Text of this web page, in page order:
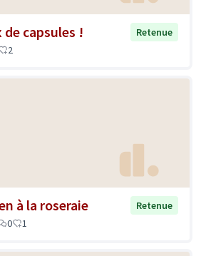
capsules !
Retenue
2
à la roseraie
Retenue
0 1